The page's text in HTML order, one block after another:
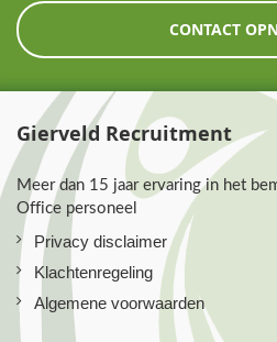
CONTACT
Gierveld Recruitment
Meer dan 15 jaar ervaring in het
Office personeel
Privacy disclaimer
Klachtenregeling
Algemene voorwaarden